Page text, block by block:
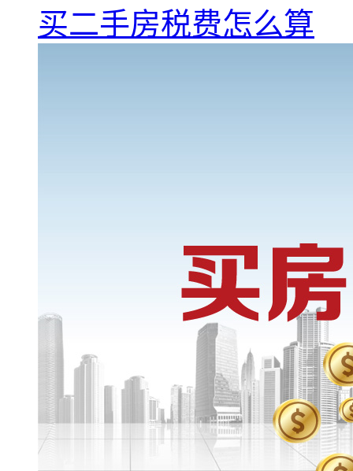
买二手房税费怎么算